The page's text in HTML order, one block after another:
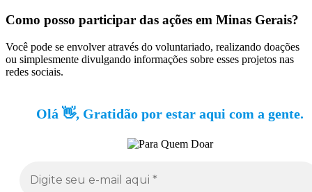
Como posso participar das ações em Minas Gerais?
Você pode se envolver através do voluntariado, realizando doações
ou simplesmente divulgando informações sobre esses projetos nas
redes sociais.
Olá 👋, Gratidão por estar aqui com a gente.